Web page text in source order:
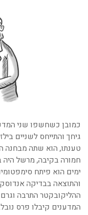
כמובן כשחשפו שני
גיחך והתייחס לשניים
טענתו, הוא שתה מבחנה
חמורה בקיבה, מרשל היה
ימים הוא פיתח
והתוצאה בבדיקה
ההליקובקטר התרבה
המדענים קיבלו פרס